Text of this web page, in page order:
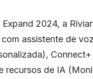
2024, a
assistente de
recursos de IA